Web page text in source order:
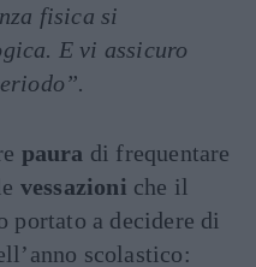
fisica si
E vi assicuro
paura di frequentare
vessazioni che il
portato a decidere di
scolastico: